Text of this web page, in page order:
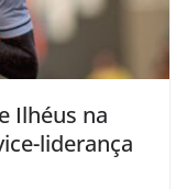
Ilhéus na
liderança